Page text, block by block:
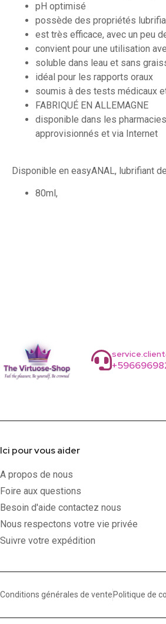
pH optimisé
possède des propriétés
est très efficace, avec un peu
convient pour une utilisation
soluble dans leau et sans
idéal pour les rapports oraux
soumis à des tests médicaux
FABRIQUÉ EN ALLEMAGNE
disponible dans les
approvisionnés et via Internet
Disponible en easyANAL, lubrifiant
80ml,
Ici pour vous aider
A propos de nous
Foire aux questions
Besoin d'aide contactez nous
Nous respectons votre vie privée
Suivre votre expédition
Conditions générales de vente Politique de